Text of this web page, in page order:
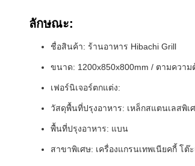
ลักษณะ:
ชื่อสินค้า: ร้านอาหาร Hibachi Grill
ขนาด: 1200x850x800mm / ตามความ
เฟอร์นิเจอร์ตกแต่ง:
วัสดุพื้นที่ปรุงอาหาร: เหล็กสแตนเลสพิเ
พื้นที่ปรุงอาหาร: แบน
สาขาพิเศษ: เครื่องแกรนเทพเนียคกี้ โ